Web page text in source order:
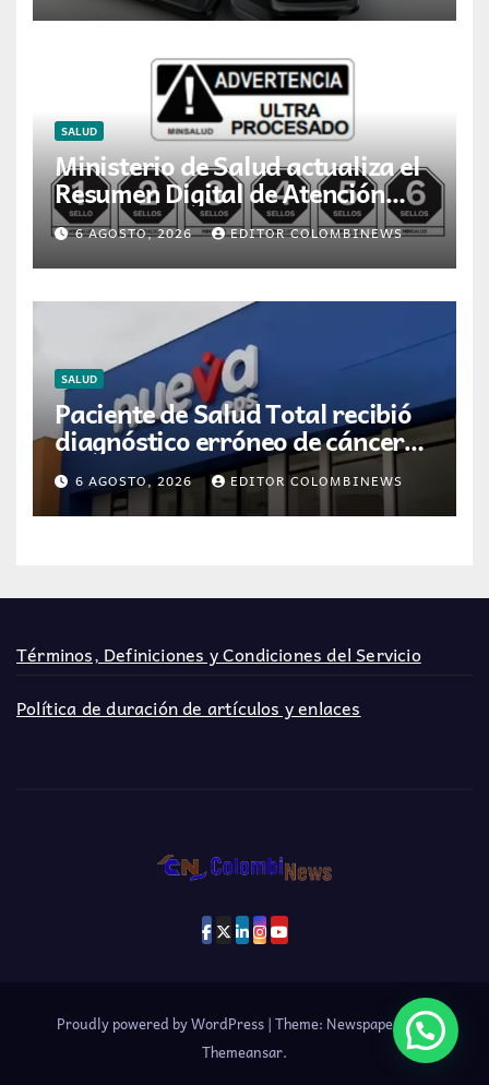
SALUD
Ministerio de Salud actualiza el
Resumen Digital de Atención
para la dispensación de
medicamentos en Colombia
6 AGOSTO, 2026 EDITOR COLOMBINEWS
SALUD
Paciente de Salud Total recibió
diagnóstico erróneo de cáncer
por resultados de otra persona
6 AGOSTO, 2026 EDITOR COLOMBINEWS
Términos, Definiciones y Condiciones del Servicio
Política de duración de artículos y enlaces
Proudly powered by WordPress|Theme: Newspaperex by
Themeansar.